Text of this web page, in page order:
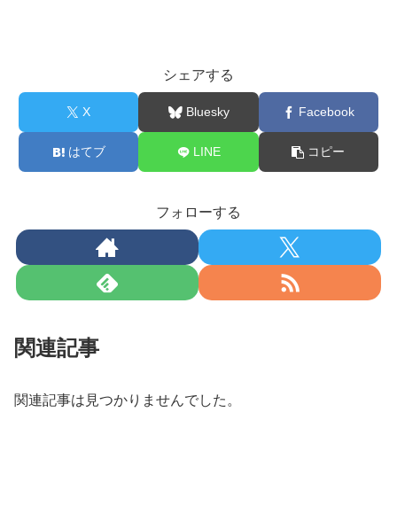
シェアする
X Bluesky Facebook
はてブ LINE コピー
フォローする
関連記事
関連記事は見つかりませんでした。